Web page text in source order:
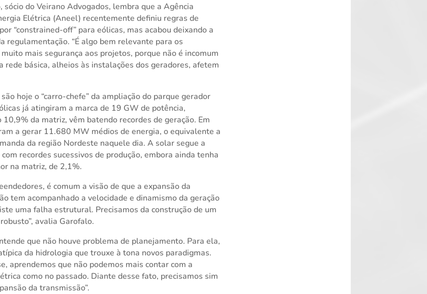
sócio do Veirano Advogados, lembra que a Agência
Elétrica (Aneel) recentemente definiu regras de
“constrained-off” para eólicas, mas acabou deixando a
regulamentação. “É algo bem relevante para os
mais segurança aos projetos, porque não é incomum
rede básica, alheios às instalações dos geradores, afetem
hoje o “carro-chefe” da ampliação do parque gerador
já atingiram a marca de 19 GW de potência,
da matriz, vêm batendo recordes de geração. Em
a gerar 11.680 MW médios de energia, o equivalente a
da região Nordeste naquele dia. A solar segue a
recordes sucessivos de produção, embora ainda tenha
na matriz, de 2,1%.
é comum a visão de que a expansão da
tem acompanhado a velocidade e dinamismo da geração
uma falha estrutural. Precisamos da construção de um
avalia Garofalo.
que não houve problema de planejamento. Para ela,
da hidrologia que trouxe à tona novos paradigmas.
aprendemos que não podemos mais contar com a
como no passado. Diante desse fato, precisamos sim
da transmissão”.